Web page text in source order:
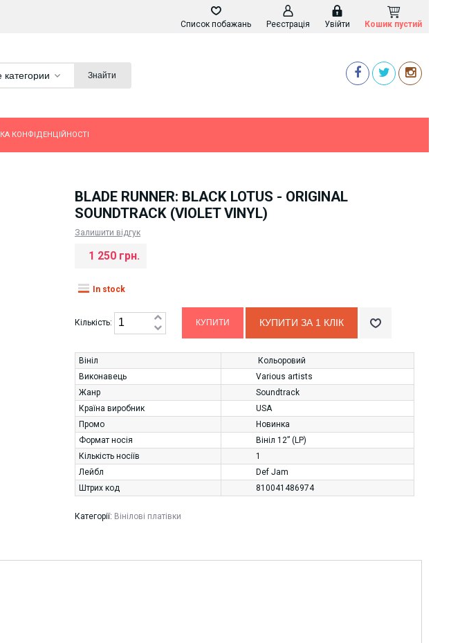
Кошик пустий
Увійти
Реєстрація
Список побажань
категории Знайти
КОНФІДЕНЦІЙНОСТІ
BLADE RUNNER: BLACK LOTUS - ORIGINAL
SOUNDTRACK (VIOLET VINYL)
Залишити відгук
1 250 грн.
In stock
Кількість: КУПИТИ ЗА 1 КЛIК
Вініл
Кольоровий
Виконавець
Various artists
Жанр
Soundtrack
Країна виробник
USA
Промо
Новинка
Формат носія
Вініл 12” (LP)
Кількість носіїв
1
Лейбл
Def Jam
Штрих код
810041486974
Категорії: Вінілові платівки